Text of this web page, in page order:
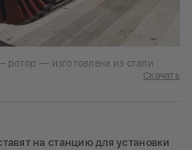
ротор — изготовлена из стали
Скачать
на станцию для установки